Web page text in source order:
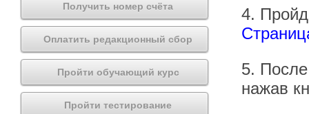
Получить номер счёта
Оплатить редакционный сбор
Пройти обучающий курс
Пройти тестирование
4.
5.
нажав